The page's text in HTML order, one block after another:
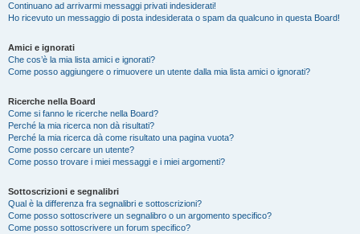
Continuano ad arrivarmi messaggi privati indesiderati!
Ho ricevuto un messaggio di posta indesiderata o spam da qualcuno in questa Board!
Amici e ignorati
Che cos’è la mia lista amici e ignorati?
Come posso aggiungere o rimuovere un utente dalla mia lista amici o ignorati?
Ricerche nella Board
Come si fanno le ricerche nella Board?
Perché la mia ricerca non dà risultati?
Perché la mia ricerca dà come risultato una pagina vuota?
Come posso cercare un utente?
Come posso trovare i miei messaggi e i miei argomenti?
Sottoscrizioni e segnalibri
Qual è la differenza fra segnalibri e sottoscrizioni?
Come posso sottoscrivere un segnalibro o un argomento specifico?
Come posso sottoscrivere un forum specifico?